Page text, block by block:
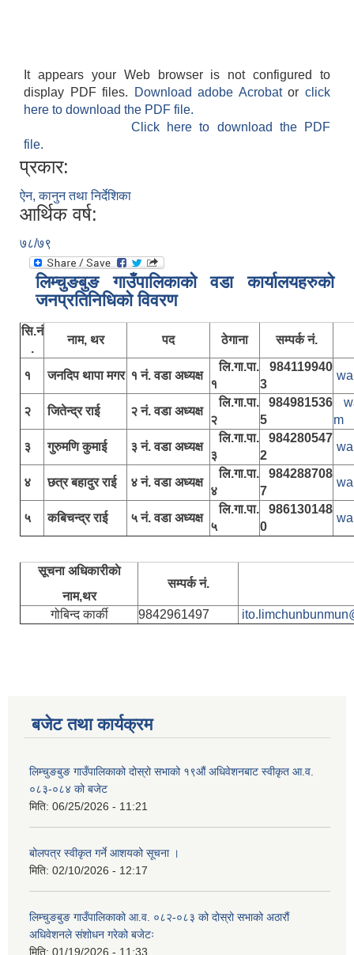
It appears your Web browser is not configured to
display PDF files.
Download adobe Acrobatorclick
here to download the PDF file.
Click here to download the PDF
file.
प्रकार:
ऐन, कानुन तथा निर्देशिका
आर्थिक वर्ष:
७८/७९
लिम्चुङबुङ गाउँपालिकाकाे वडा कार्यालयहरुकाे
जनप्रतिनिधिकाे विवरण
सि.नं
.
नाम, थर पद ठेगाना सम्पर्क नं.
१ जनदिप थापा मगर १ नं. वडा अध्यक्ष
लि.गा.पा.
१
984119940
3
२ जितेन्द्र राई २ नं. वडा अध्यक्ष
लि.गा.पा.
२
984981536
5
m
३
गुरुमणि कुमाई ३ नं. वडा अध्यक्ष
लि.गा.पा.
३
984280547
2
४ छत्र बहादुर राई ४ नं. वडा अध्यक्ष
लि.गा.पा.
४
984288708
7
५ कबिचन्द्र राई ५ नं. वडा अध्यक्ष
लि.गा.पा.
५
986130148
0
सूचना अधिकारीकाे
नाम,थर
सम्पर्क नं.
गोबिन्द कार्की 9842961497
बजेट तथा कार्यक्रम
लिम्चुङबुङ गाउँपालिकाको दोस्रो सभाको १९औं अधिवेशनबाट स्वीकृत आ.व.
०८३-०८४ को बजेट
मिति: 06/25/2026 - 11:21
बोलपत्र स्वीकृत गर्ने आशयको सूचना ।
मिति: 02/10/2026 - 12:17
लिम्चुङबुङ गाउँपालिकाको आ.व. ०८२-०८३ को दोस्रो सभाको अठारौं
अधिवेशनले संशोधन गरेको बजेटः
मिति: 01/19/2026 - 11:33